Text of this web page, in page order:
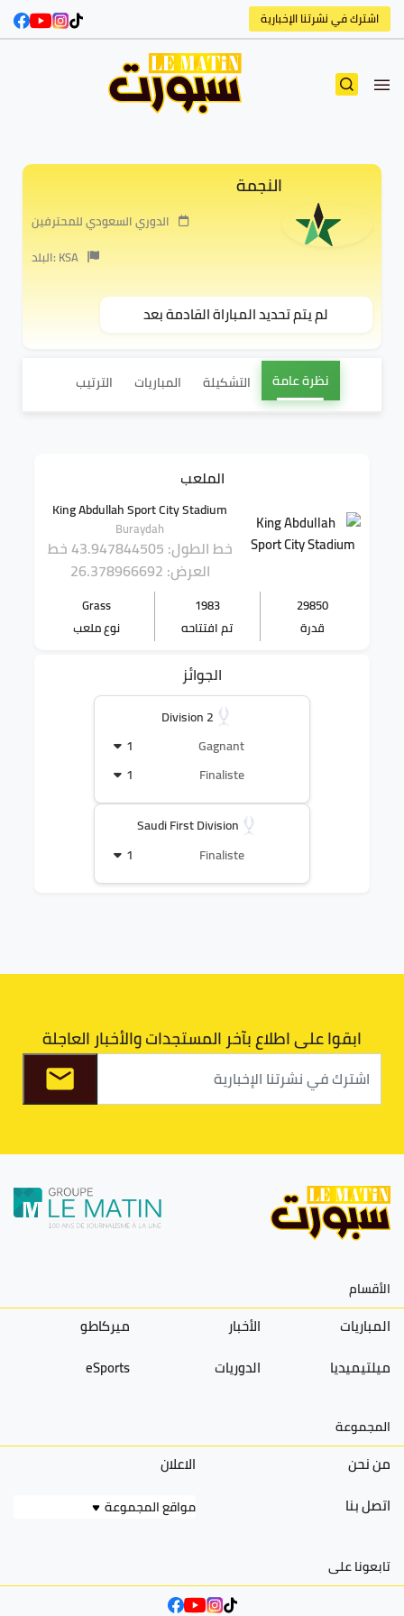
اشترك في نشرتنا الإخبارية
النجمة
الدوري السعودي للمحترفين
البلد: KSA
لم يتم تحديد المباراة القادمة بعد
نظرة عامة التشكيلة المباريات الترتيب
الملعب
King Abdullah Sport City Stadium
Buraydah
خط الطول: 43.947844505
خط
العرض: 26.378966692
29850
قدرة
1983
تم افتتاحه
Grass
نوع ملعب
الجوائز
Division 2
Gagnant
1
Finaliste
1
Saudi First Division
Finaliste
1
ابقوا على اطلاع بآخر المستجدات والأخبار العاجلة
الأقسام
المباريات الأخبار
ميركاطو
ميلتيميديا
الدوريات eSports
المجموعة
من نحن
الاعلان
اتصل بنا
مواقع المجموعة
تابعونا على